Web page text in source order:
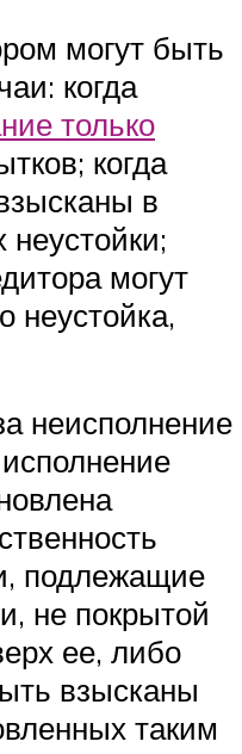
могут быть
когда
только
когда
в
могут
неустойка,
неисполнение
подлежащие
не покрытой
ее, либо
взысканы
таким